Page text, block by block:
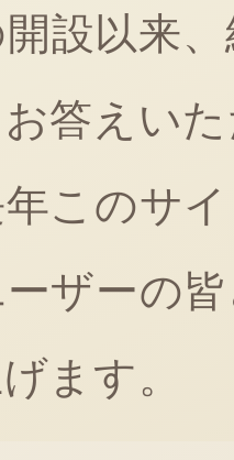
開設以来
答えい
このサ
ザーの
ます。